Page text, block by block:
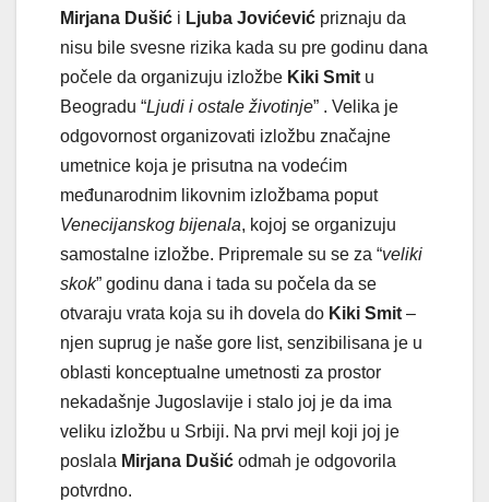
Mirjana Dušić i Ljuba Jovićević priznaju da
nisu bile svesne rizika kada su pre godinu dana
počele da organizuju izložbe Kiki Smit u
Beogradu “Ljudi i ostale životinje” . Velika je
odgovornost organizovati izložbu značajne
umetnice koja je prisutna na vodećim
međunarodnim likovnim izložbama poput
Venecijanskog bijenala, kojoj se organizuju
samostalne izložbe. Pripremale su se za “veliki
skok” godinu dana i tada su počela da se
otvaraju vrata koja su ih dovela do Kiki Smit–
njen suprug je naše gore list, senzibilisana je u
oblasti konceptualne umetnosti za prostor
nekadašnje Jugoslavije i stalo joj je da ima
veliku izložbu u Srbiji. Na prvi mejl koji joj je
poslala Mirjana Dušić odmah je odgovorila
potvrdno.